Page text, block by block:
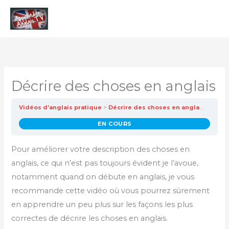
Aller
Décrire des choses en anglais
Vidéos d’anglais pratique Décrire des choses en anglais
EN COURS
Pour améliorer votre description des choses en
anglais, ce qui n’est pas toujours évident je l’avoue,
notamment quand on débute en anglais, je vous
recommande cette vidéo où vous pourrez sûrement
en apprendre un peu plus sur les façons les plus
correctes de décrire les choses en anglais.